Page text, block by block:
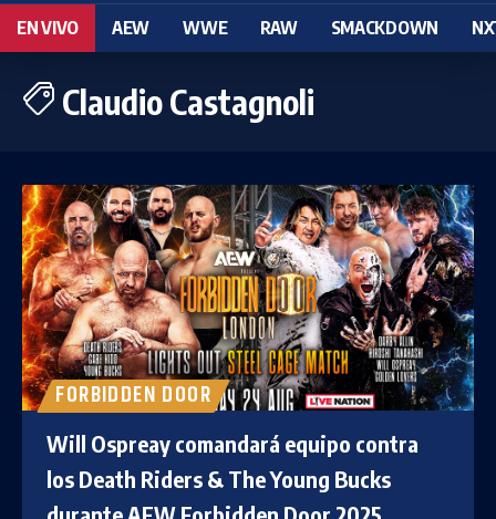
EN VIVO AEW WWE RAW SMACKDOWN
Claudio Castagnoli
FORBIDDEN DOOR
Will Ospreay comandará equipo contra
los Death Riders & The Young Bucks